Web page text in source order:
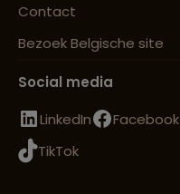
Contact
Bezoek Belgische site
Social media
LinkedIn
Facebook
TikTok